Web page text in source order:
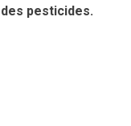
pesticides.